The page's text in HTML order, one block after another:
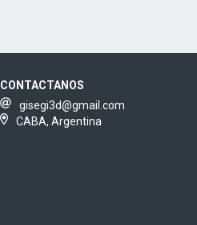
CONTACTANOS
gisegi3d@gmail.com
CABA, Argentina